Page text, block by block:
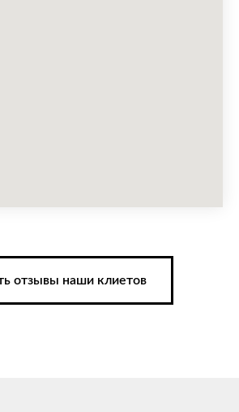
отзывы наши клиетов